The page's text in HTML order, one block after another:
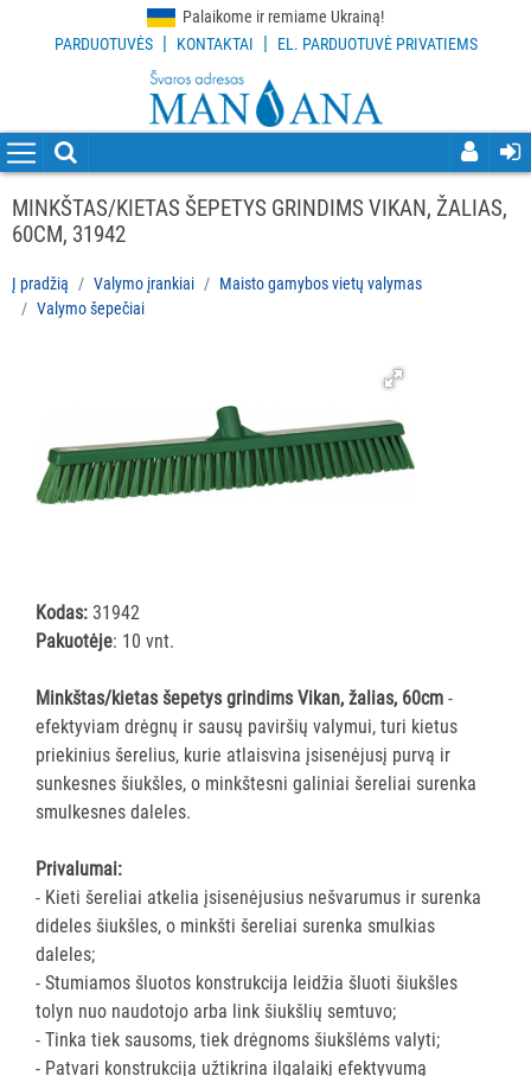
Palaikome ir remiame Ukrainą!
PARDUOTUVĖS | KONTAKTAI | EL. PARDUOTUVĖ PRIVATIEMS
VALYMO
PRIEMONĖS
VALYMO
Visi
valymo
įrankiai
kempinės,
šveistukai,
padai
Įrankiai
teritorijų
priežiūrai
Maisto
vietų
valymas
Visi
Valymo
šepečiai
Nubraukėjai
ir
MINKŠTAS/KIETAS ŠEPETYS GRINDIMS VIKAN, ŽALIAS,
60CM, 31942
Į pradžią Valymo įrankiai
Maisto gamybos vietų valymas
Valymo šepečiai
Kodas: 31942
Pakuotėje: 10 vnt.
Minkštas/kietas šepetys grindims Vikan, žalias, 60cm -
efektyviam drėgnų ir sausų paviršių valymui, turi kietus
priekinius šerelius, kurie atlaisvina įsisenėjusį purvą ir
sunkesnes šiukšles, o minkštesni galiniai šereliai surenka
smulkesnes daleles.
Privalumai:
- Kieti šereliai atkelia įsisenėjusius nešvarumus ir surenka
dideles šiukšles, o minkšti šereliai surenka smulkias
daleles;
- Stumiamos šluotos konstrukcija leidžia šluoti šiukšles
tolyn nuo naudotojo arba link šiukšlių semtuvo;
- Tinka tiek sausoms, tiek drėgnoms šiukšlėms valyti;
- Patvari konstrukcija užtikrina ilgalaikį efektyvumą